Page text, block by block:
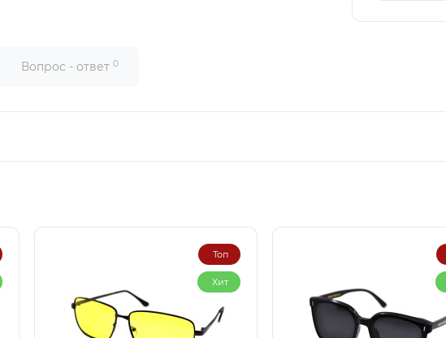
Вопрос - ответ 0
Топ
Хит